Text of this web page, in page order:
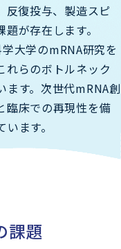
反復投与、製造スピ
が存在します。
大学のmRNA研究を
れらのボトルネック
ます。次世代mRNA創
臨床での再現性を備
ます。
課題